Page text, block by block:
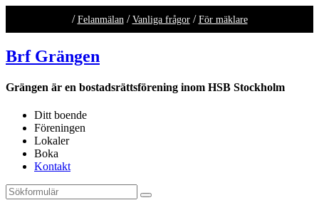
/ Felanmälan / Vanliga frågor / För mäklare
Brf Grängen
Grängen är en bostadsrättsförening inom HSB Stockholm
Ditt boende
Föreningen
Lokaler
Boka
Kontakt